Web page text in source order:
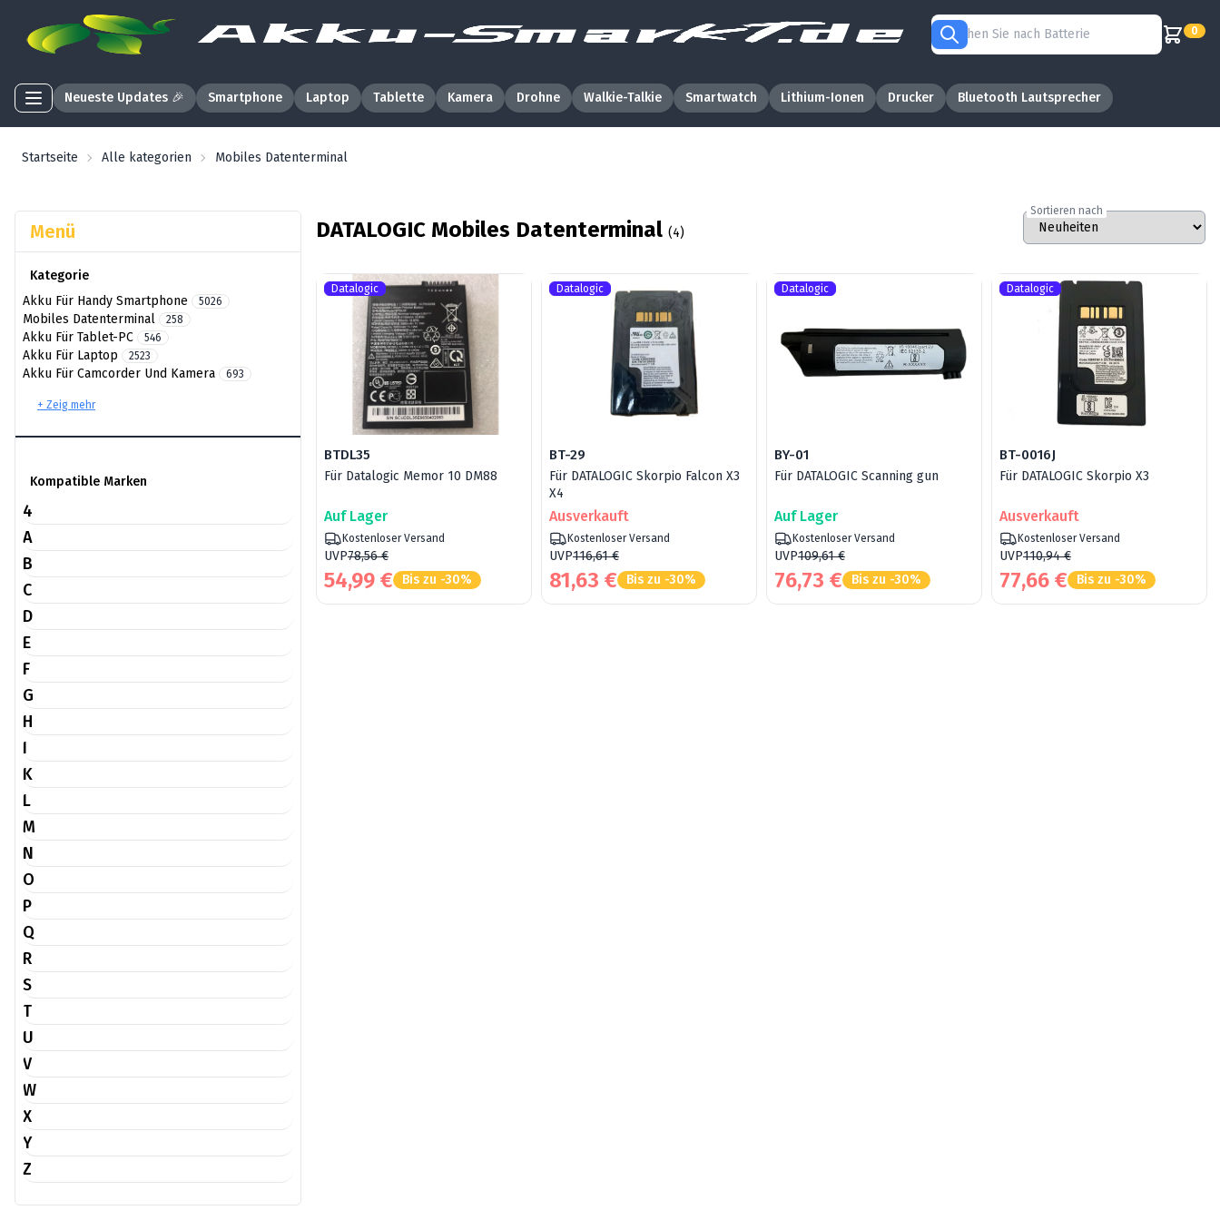
0
Neueste Updates 🎉 Smartphone Laptop Tablette Kamera Drohne Walkie-Talkie Smartwatch Lithium-Ionen Drucker Bluetooth Lautsprecher
Startseite Alle kategorien Mobiles Datenterminal
Menü
Kategorie
Akku Für Handy Smartphone
5026
Mobiles Datenterminal 258
Akku Für Tablet-PC 546
Akku Für Laptop 2523
Akku Für Camcorder Und Kamera 693
+ Zeig mehr
Kompatible Marken
4
A
B
C
D
E
F
G
H
I
K
L
M
N
O
P
Q
R
S
T
U
V
W
X
Y
Z
DATALOGIC Mobiles Datenterminal (4)
Sortieren nach
Datalogic
BTDL35
Für Datalogic Memor 10 DM88
Auf Lager
Kostenloser Versand
UVP78,56 €
54,99 € Bis zu -30%
Datalogic
BT-29
Für DATALOGIC Skorpio Falcon X3
X4
Ausverkauft
Kostenloser Versand
UVP116,61 €
81,63 € Bis zu -30%
Datalogic
BY-01
Für DATALOGIC Scanning gun
Auf Lager
Kostenloser Versand
UVP109,61 €
76,73 € Bis zu -30%
Datalogic
BT-0016J
Für DATALOGIC Skorpio X3
Ausverkauft
Kostenloser Versand
UVP110,94 €
77,66 € Bis zu -30%